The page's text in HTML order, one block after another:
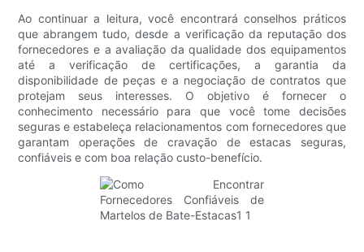
Ao continuar a leitura, você encontrará conselhos práticos
que abrangem tudo, desde a verificação da reputação dos
fornecedores e a avaliação da qualidade dos equipamentos
até a verificação de certificações, a garantia da
disponibilidade de peças e a negociação de contratos que
protejam seus interesses. O objetivo é fornecer o
conhecimento necessário para que você tome decisões
seguras e estabeleça relacionamentos com fornecedores que
garantam operações de cravação de estacas seguras,
confiáveis ​​e com boa relação custo-benefício.